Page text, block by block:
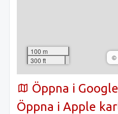
100 m
300 ft
©
Öppna i
Öppna i Apple